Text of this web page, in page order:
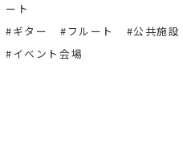
ート
#ギター
#フルート
#公共施設
#イベント会場